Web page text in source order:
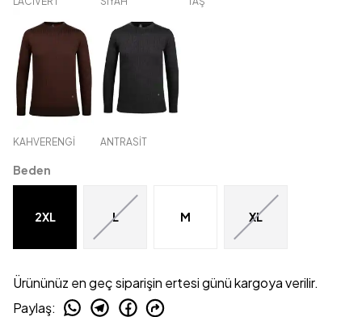
KAHVERENGİ ANTRASİT
Beden
2XL L M XL
Ürününüz en geç siparişin ertesi günü kargoya verilir.
Paylaş: